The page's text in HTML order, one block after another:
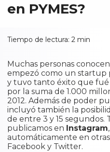
en PYMES?
Tiempo de lectura: 2 min
Muchas personas
empezó como un startup
y tuvo tanto éxito que
por la suma de 1.000
2012. Además de poder
incluyó también la
de entre 3 y 15
publicamos en Instagram
automáticamente en
Facebook y Twitter.